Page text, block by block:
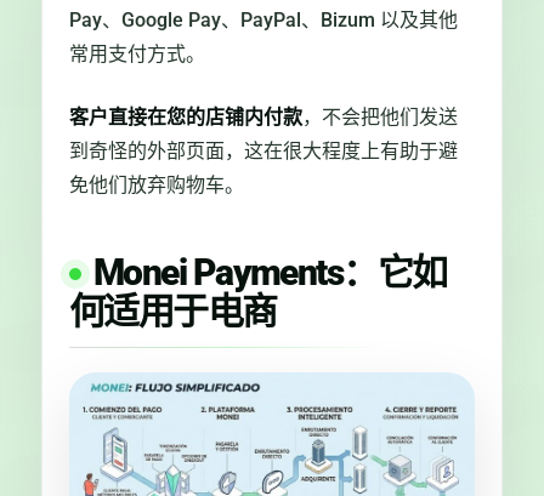
Pay、Google Pay、PayPal、Bizum 以及其他
常用支付方式。
客户直接在您的店铺内付款，不会把他们发送
到奇怪的外部页面，这在很大程度上有助于避
免他们放弃购物车。
Monei Payments：它如
何适用于电商